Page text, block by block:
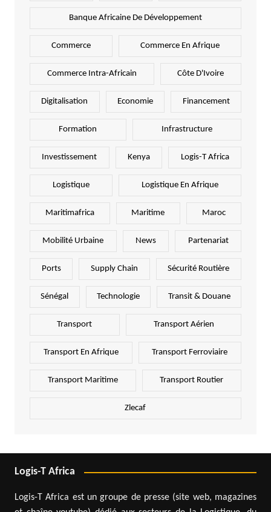
Banque Africaine De Développement
Commerce Commerce En Afrique
Commerce Intra-Africain Côte D'Ivoire
Digitalisation Economie Financement
Formation Infrastructure
Investissement Kenya Logis-T Africa
Logistique Logistique En Afrique
Maritimafrica Maritime Maroc
Mobilité Urbaine News Partenariat
Ports Supply Chain Sécurité Routière
Sénégal Technologie Transit & Douane
Transport Transport Aérien
Transport En Afrique Transport Ferroviaire
Transport Maritime Transport Routier
Zlecaf
Logis-T Africa
Logis-T Africa est un groupe de presse (site web, magazines